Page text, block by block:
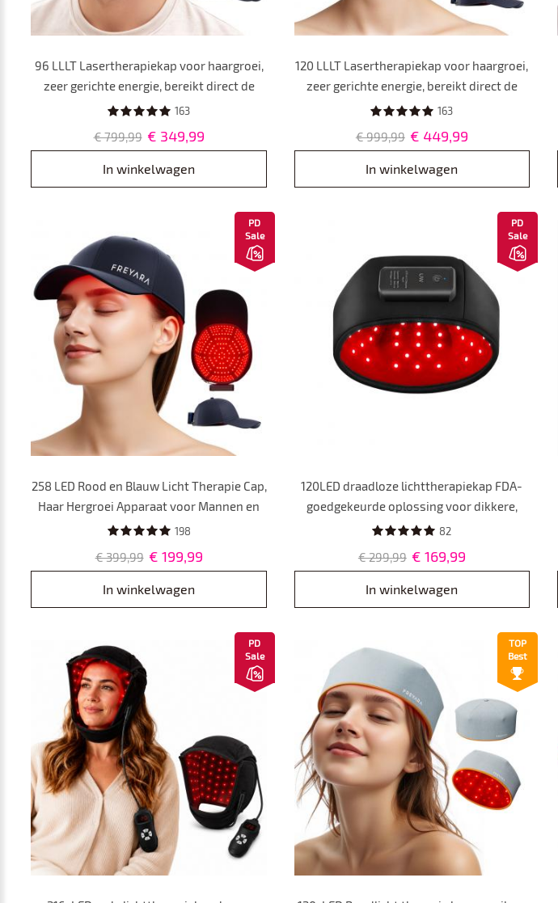
96 LLLT Lasertherapiekap voor haargroei,
zeer gerichte energie, bereikt direct de
haarwortel (5-8 mm), haargroei hoed voor
haaruitvalbehandeling
163
€ 799,99 € 349,99
In winkelwagen
120 LLLT Lasertherapiekap voor haargroei,
zeer gerichte energie, bereikt direct de
haarwortel (5-8 mm), haargroei hoed voor
haaruitvalbehandeling
163
€ 999,99 € 449,99
In winkelwagen
PD
Sale
258 LED Rood en Blauw Licht Therapie Cap,
Haar Hergroei Apparaat voor Mannen en
Vrouwen, haaruitvalbehandeling,
198
€ 399,99 € 199,99
In winkelwagen
PD
Sale
120LED draadloze lichttherapiekap FDA-
goedgekeurde oplossing voor dikkere,
gezondere haargroei, 1800 mAh
82
€ 299,99 € 169,99
In winkelwagen
PD
Sale
TOP
Best